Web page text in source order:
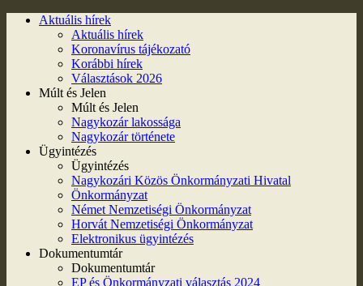
Aktuális hírek
Aktuális hírek
Koronavírus tájékozató
Korábbi hírek
Választások 2026
Múlt és Jelen
Múlt és Jelen
Nagykozár lakossága
Nagykozár története
Ügyintézés
Ügyintézés
Nagykozári Közös Önkormányzati Hivatal
Önkormányzat
Német Nemzetiségi Önkormányzat
Horvát Nemzetiségi Önkormányzat
Elektronikus ügyintézés
Dokumentumtár
Dokumentumtár
EP és Önkormányzati választás 2024